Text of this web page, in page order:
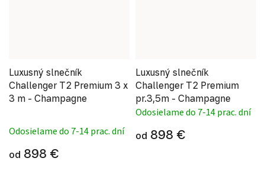
Luxusný slnečník
Challenger T2 Premium 3 x
3 m - Champagne
Priemerné hodnotenie produktu je 5,0 z 5
Odosielame do 7-14 prac. dní
od 898 €
Luxusný slnečník
Challenger T2 Premium
pr.3,5m - Champagne
Odosielame do 7-14 prac. dní
od 898 €